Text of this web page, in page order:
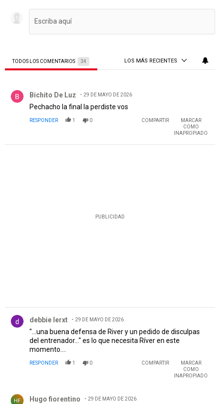
TODOS LOS COMENTARIOS 34 LOS MÁS RECIENTES
Bichito De Luz 29 DE MAYO DE 2026
Pechacho la final la perdiste vos
RESPONDER 1 0 COMPARTIR
MARCAR
COMO
INAPROPIADO
PUBLICIDAD
debbie lerxt 29 DE MAYO DE 2026
"...una buena defensa de River y un pedido de disculpas
del entrenador..." es lo que necesita Ríver en este
momento....
RESPONDER 1 0 COMPARTIR
MARCAR
COMO
INAPROPIADO
HF Hugo fiorentino 29 DE MAYO DE 2026